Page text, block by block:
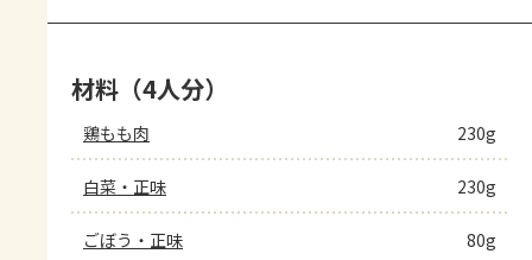
材料（4人分）
鶏もも肉 230g
白菜・正味 230g
ごぼう・正味 80g